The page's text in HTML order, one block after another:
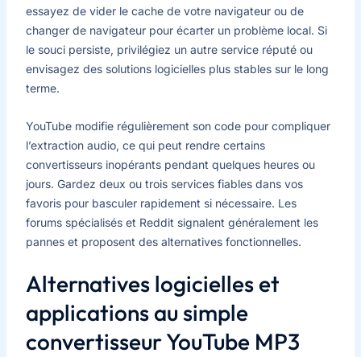
essayez de vider le cache de votre navigateur ou de
changer de navigateur pour écarter un problème local. Si
le souci persiste, privilégiez un autre service réputé ou
envisagez des solutions logicielles plus stables sur le long
terme.
YouTube modifie régulièrement son code pour compliquer
l’extraction audio, ce qui peut rendre certains
convertisseurs inopérants pendant quelques heures ou
jours. Gardez deux ou trois services fiables dans vos
favoris pour basculer rapidement si nécessaire. Les
forums spécialisés et Reddit signalent généralement les
pannes et proposent des alternatives fonctionnelles.
Alternatives logicielles et
applications au simple
convertisseur YouTube MP3